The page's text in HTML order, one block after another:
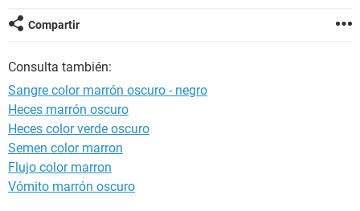
Compartir
Consulta también:
Sangre color marrón oscuro - negro
Heces marrón oscuro
Heces color verde oscuro
Semen color marron
Flujo color marron
Vómito marrón oscuro